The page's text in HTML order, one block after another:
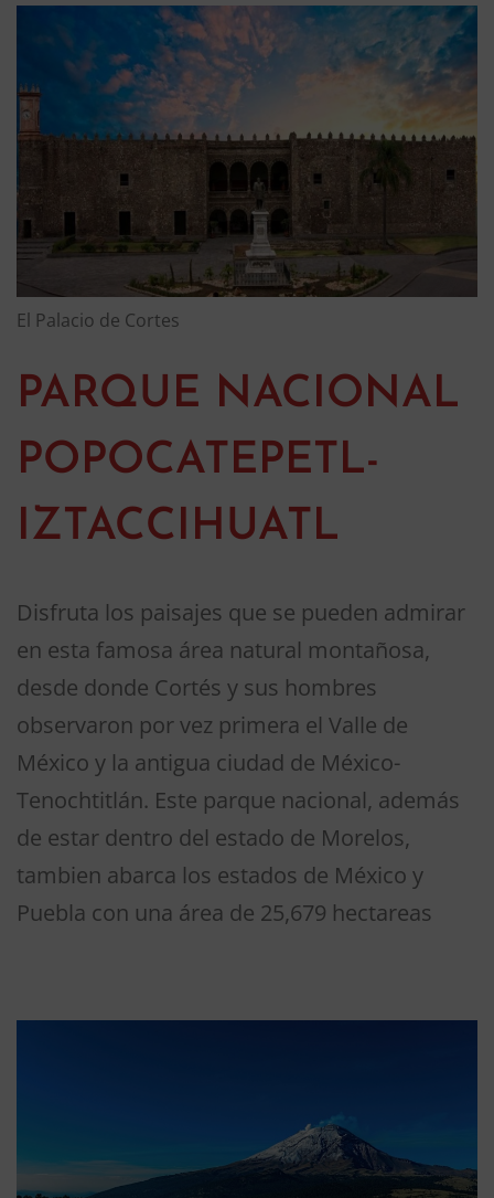
El Palacio de Cortes
PARQUE NACIONAL
POPOCATEPETL-
IZTACCIHUATL
Disfruta los paisajes que se pueden admirar
en esta famosa área natural montañosa,
desde donde Cortés y sus hombres
observaron por vez primera el Valle de
México y la antigua ciudad de México-
Tenochtitlán. Este parque nacional, además
de estar dentro del estado de Morelos,
tambien abarca los estados de México y
Puebla con una área de 25,679 hectareas